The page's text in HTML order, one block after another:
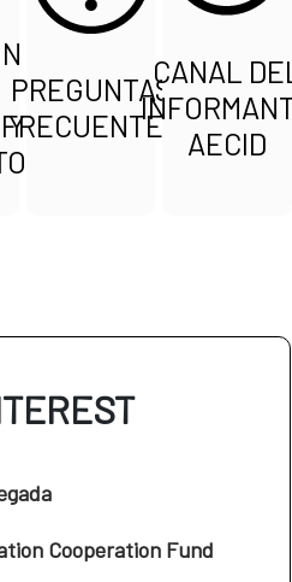
Y
PREGUNTAS
FRECUENTES
CANAL
AECID
Cooperation Fund